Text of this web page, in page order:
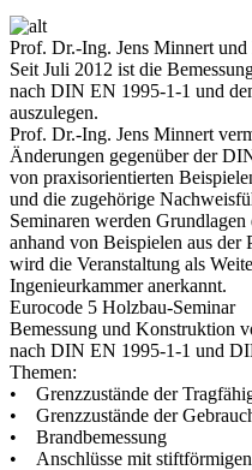
Prof. Dr.-Ing. Jens Minnert
Seit Juli 2012 ist die
nach DIN EN 1995-1-1 und
auszulegen.
Prof. Dr.-Ing. Jens Minnert
Änderungen gegenüber der
von praxisorientierten
und die zugehörige
Seminaren werden
anhand von Beispielen aus der
wird die Veranstaltung als
Ingenieurkammer anerkannt.
Eurocode 5 Holzbau-Seminar
Bemessung und Konstruktion
nach DIN EN 1995-1-1 und
Themen:
• Grenzzustände der
• Grenzzustände der
• Brandbemessung
• Anschlüsse mit